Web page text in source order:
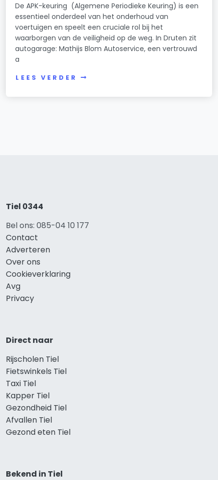
De APK-keuring (Algemene Periodieke Keuring) is een
essentieel onderdeel van het onderhoud van
voertuigen en speelt een cruciale rol bij het
waarborgen van de veiligheid op de weg. In Druten zit
autogarage: Mathijs Blom Autoservice, een vertrouwd
a
LEES VERDER
Tiel 0344
Bel ons: 085-04 10 177
Contact
Adverteren
Over ons
Cookieverklaring
Avg
Privacy
Direct naar
Rijscholen Tiel
Fietswinkels Tiel
Taxi Tiel
Kapper Tiel
Gezondheid Tiel
Afvallen Tiel
Gezond eten Tiel
Bekend in Tiel